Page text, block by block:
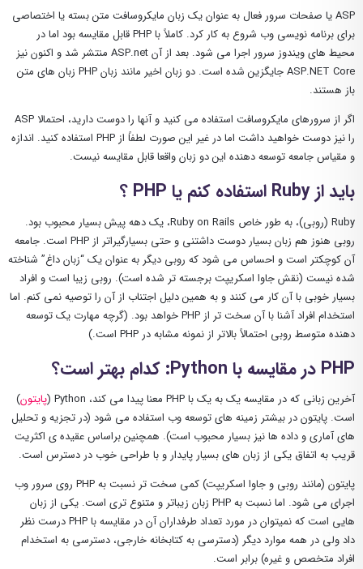
ASP یا صفحات سرور فعال به عنوان یک زبان مایکروسافت متن بسته یا اختصاصی
برای برنامه نویسی وب شروع به کار کرد. کاملاً با PHP قابل مقایسه بود اما در
محیط های ویندوز سرور اجرا می شود. بعد از آن ASP.net منتشر شد و اکنون نیز
ASP.NET Core جایگزین شده است. دو زبان اخیر مانند زبان PHP زبان های متن
باز هستند.
اگر از سرورهای مایکروسافت استفاده می کنید و آنها را دوست دارید، احتمالا ASP
را نیز دوست خواهید داشت اما در غیر این صورت لطفاً از PHP استفاده کنید. اندازه
و مقیاس جامعه توسعه دهنده این دو زبان واقعا قابل مقایسه نیست.
باید از Ruby استفاده کنم یا PHP ؟
Ruby (روبی)، ​​به طور خاص Ruby on Rails، یک دهه پیش بسیار محبوب بود.
روبی هنوز هم زبان بسیار دوست داشتنی و حتی بسیارگیراتر از PHP است. جامعه
آن کوچکتر است و احساس می شود که روبی دیگر به عنوان یک “زبان داغ” شناخته
شده نیست (نقش جاوا اسکریپت برجسته تر شده است). روبی زیبا است و افراد
بسیار خوبی با آن کار می کنند و به همین دلیل اجتناب از آن را توصیه نمی کنم. اما
استخدام افراد آشنا با آن سخت تر از PHP خواهد بود. (گرچه مهارت یک توسعه
دهنده متوسط ​​روبی احتمالاً بالاتر از نمونه مشابه در PHP است.)
PHP در مقایسه با Python: کدام بهتر است؟
آخرین زبانی که در مقایسه یک به یک با PHP معنا پیدا می کند، Python ( پایتون)
است. پایتون در بیشتر زمینه های توسعه وب استفاده می شود (در تجزیه و تحلیل
های آماری و داده ها نیز بسیار محبوب است). همچنین براساس عقیده ی اکثریت
قریب به اتفاق یکی از زبان های بسیار پایدار و با طراحی خوب در دسترس است.
پایتون (مانند روبی ​​و جاوا اسکریپت) کمی سخت تر نسبت به PHP روی سرور وب
اجرای می شود. اما نسبت به PHP زبان زیباتر و متنوع تری است. یکی از زبان
هایی است که نمیتوان در مورد تعداد طرفداران آن در مقایسه با PHP درست نظر
داد ولی در همه موارد دیگر (دسترسی به کتابخانه خارجی، دسترسی به استخدام
افراد متخصص و غیره) برابر است.